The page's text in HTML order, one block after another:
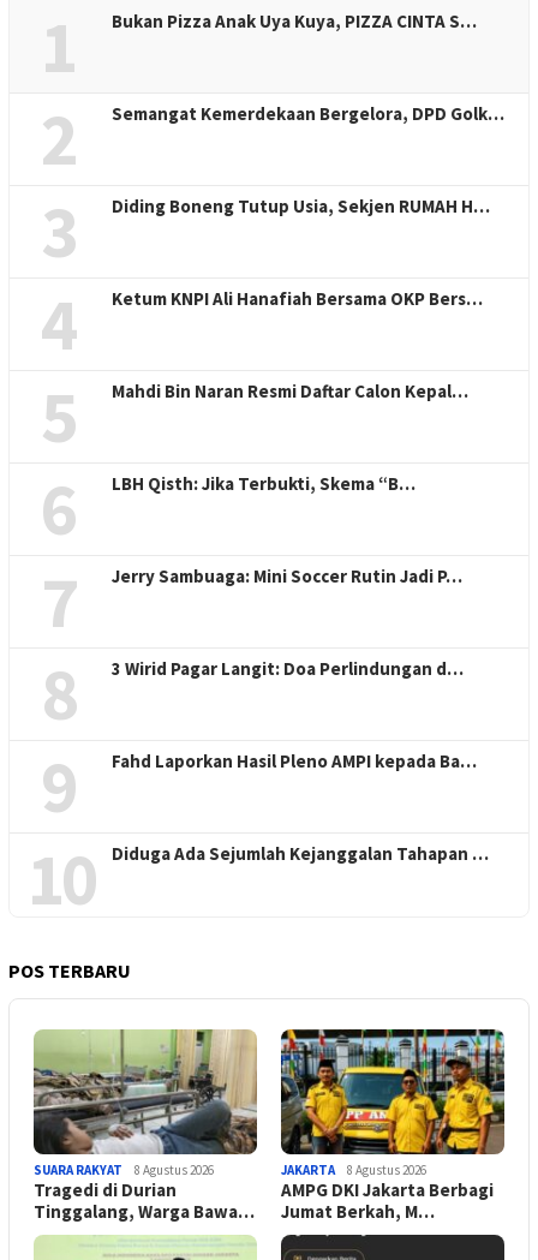
1 Bukan Pizza Anak Uya Kuya, PIZZA CINTA S…
2 Semangat Kemerdekaan Bergelora, DPD Golk…
3 Diding Boneng Tutup Usia, Sekjen RUMAH H…
4 Ketum KNPI Ali Hanafiah Bersama OKP Bers…
5 Mahdi Bin Naran Resmi Daftar Calon Kepal…
6 LBH Qisth: Jika Terbukti, Skema “B…
7 Jerry Sambuaga: Mini Soccer Rutin Jadi P…
8 3 Wirid Pagar Langit: Doa Perlindungan d…
9 Fahd Laporkan Hasil Pleno AMPI kepada Ba…
10 Diduga Ada Sejumlah Kejanggalan Tahapan …
POS TERBARU
SUARA RAKYAT 8 Agustus 2026
Tragedi di Durian
Tinggalang, Warga Bawa…
JAKARTA 8 Agustus 2026
AMPG DKI Jakarta Berbagi
Jumat Berkah, M…